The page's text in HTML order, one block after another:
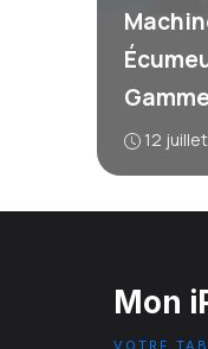
Gamme
12
Mon